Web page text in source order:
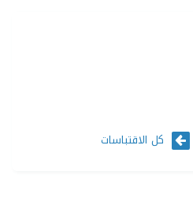
كل الاقتباسات